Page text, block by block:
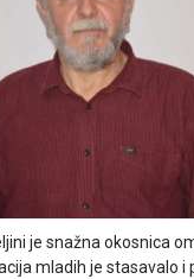
je snažna okosnica
mladih je stasavalo i